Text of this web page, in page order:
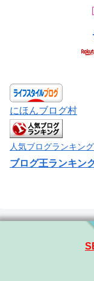
にほんブログ村
人気ブログランキング
ブログ王ランキン